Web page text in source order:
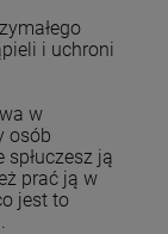
i uchroni
w
osób
spłuczesz ją
prać ją w
jest to